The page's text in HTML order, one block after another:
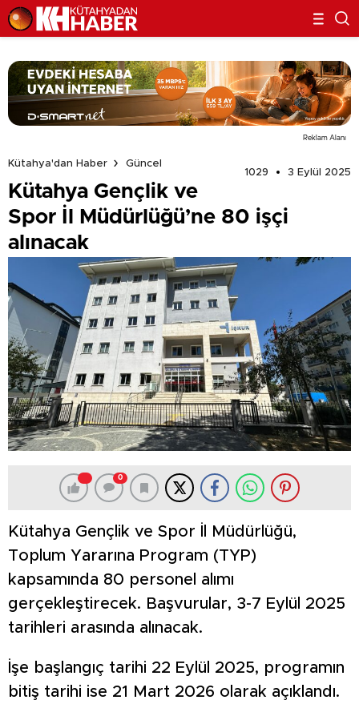
Reklam Alanı
Kütahya'dan Haber
Güncel
1029
3 Eylül 2025
Kütahya Gençlik ve
Spor İl Müdürlüğü’ne 80 işçi
alınacak
0
Kütahya Gençlik ve Spor İl Müdürlüğü,
Toplum Yararına Program (TYP)
kapsamında 80 personel alımı
gerçekleştirecek. Başvurular, 3-7 Eylül 2025
tarihleri arasında alınacak.
İşe başlangıç tarihi 22 Eylül 2025, programın
bitiş tarihi ise 21 Mart 2026 olarak açıklandı.